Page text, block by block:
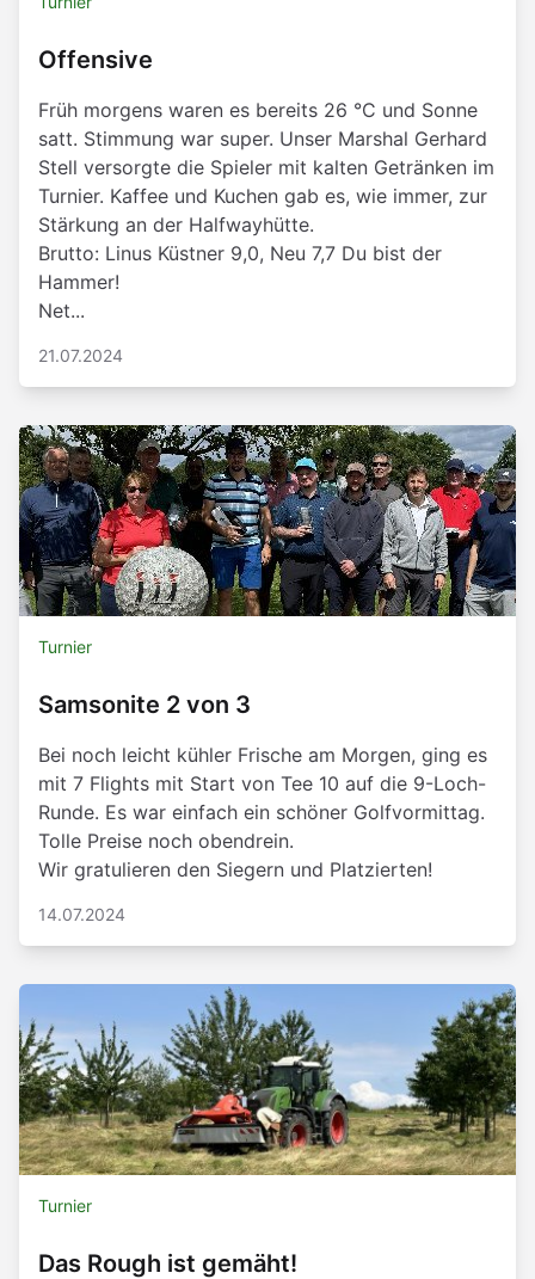
Offensive
Früh morgens waren es bereits 26 °C und Sonne
satt. Stimmung war super. Unser Marshal Gerhard
Stell versorgte die Spieler mit kalten Getränken im
Turnier. Kaffee und Kuchen gab es, wie immer, zur
Stärkung an der Halfwayhütte.
Brutto: Linus Küstner 9,0, Neu 7,7 Du bist der
Hammer!
Net...
21.07.2024
Turnier
Samsonite 2 von 3
Bei noch leicht kühler Frische am Morgen, ging es
mit 7 Flights mit Start von Tee 10 auf die 9-Loch-
Runde. Es war einfach ein schöner Golfvormittag.
Tolle Preise noch obendrein.
Wir gratulieren den Siegern und Platzierten!
14.07.2024
Turnier
Das Rough ist gemäht!